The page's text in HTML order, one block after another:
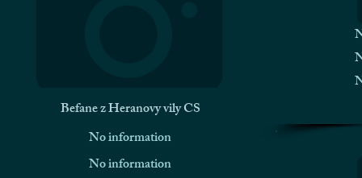
Befane z Heranovy vily CS
No information
No information